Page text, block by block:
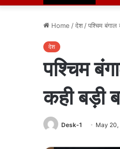
Home /देश /पश्चिम
देश
पश्चिम
कही बड़ी
Desk-1 May 20,